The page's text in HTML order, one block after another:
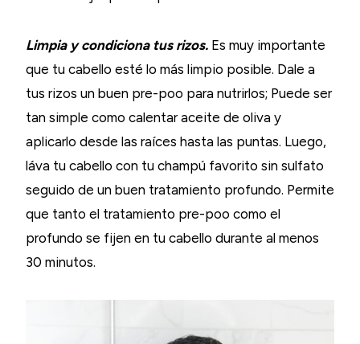
Limpia y condiciona tus rizos. Es muy importante
que tu cabello esté lo más limpio posible. Dale a
tus rizos un buen pre-poo para nutrirlos; Puede ser
tan simple como calentar aceite de oliva y
aplicarlo desde las raíces hasta las puntas. Luego,
láva tu cabello con tu champú favorito sin sulfato
seguido de un buen tratamiento profundo. Permite
que tanto el tratamiento pre-poo como el
profundo se fijen en tu cabello durante al menos
30 minutos.